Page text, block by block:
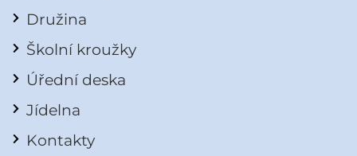
Družina
Školní kroužky
Úřední deska
Jídelna
Kontakty